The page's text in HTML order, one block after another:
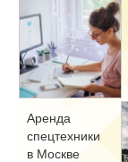
Арен­да
спец­тех­ни­ки
в Москве